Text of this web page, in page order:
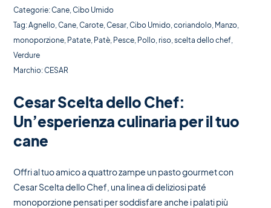
Categorie:Cane,Cibo Umido
Tag:Agnello,Cane,Carote,Cesar,Cibo Umido,coriandolo, Manzo,
monoporzione, Patate, Patè, Pesce, Pollo, riso,scelta dello chef,
Verdure
Marchio:CESAR
Cesar Scelta dello Chef:
Un’esperienza culinaria per il tuo
cane
Offri al tuo amico a quattro zampe un pasto gourmet con
Cesar Scelta dello Chef, una linea di deliziosi paté
monoporzione pensati per soddisfare anche i palati più